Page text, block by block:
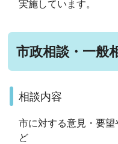
実施しています。
市政相談・一般
相談内容
市に対する意見・要
ど